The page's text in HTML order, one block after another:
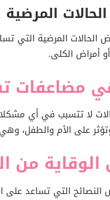
المرضية
الحالات المرضية التي
أمراض الكلى.
مضاعفات
لا تتسبب في أي
على الأم والطفل،
من
النصائح التي تساعد على